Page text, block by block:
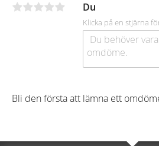
Du
Klicka på en stjärna
Bli den första att lämna ett